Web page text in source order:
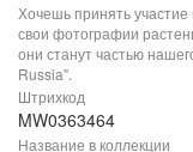
Хочешь принять
свои фотографии
они станут частью
Russia".
Штрихкод
MW0363464
Название в коллекции